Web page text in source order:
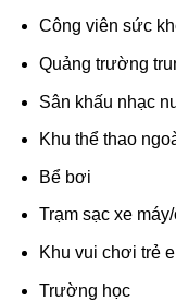
Công viên sức
Quảng trường
Sân khấu nhạc
Khu thể thao
Bể bơi
Trạm sạc xe
Khu vui chơi trẻ
Trường học